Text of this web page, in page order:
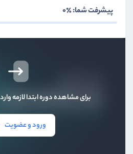
پیشرفت شما:٪0
برای مشاهده دوره ابتدا لازمه
ورود و عضویت
بخش سوم آشنایی با مفاهیم پایه